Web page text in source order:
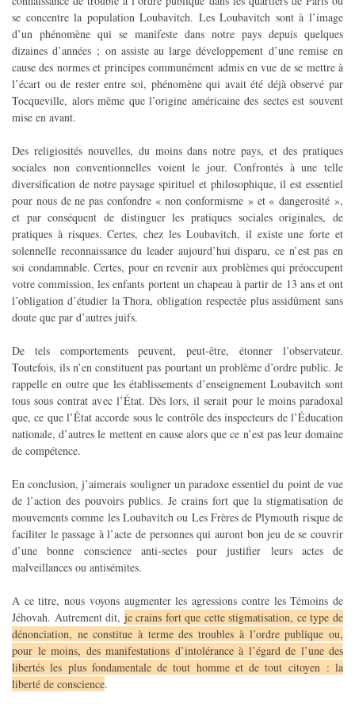
se concentre la population Loubavitch. Les Loubavitch sont à l’image
d’un phénomène qui se manifeste dans notre pays depuis quelques
dizaines d’années ; on assiste au large développement d’une remise en
cause des normes et principes communément admis en vue de se mettre à
l’écart ou de rester entre soi, phénomène qui avait été déjà observé par
Tocqueville, alors même que l’origine américaine des sectes est souvent
mise en avant.
Des religiosités nouvelles, du moins dans notre pays, et des pratiques
sociales non conventionnelles voient le jour. Confrontés à une telle
diversification de notre paysage spirituel et philosophique, il est essentiel
pour nous de ne pas confondre « non conformisme » et « dangerosité »,
et par conséquent de distinguer les pratiques sociales originales, de
pratiques à risques. Certes, chez les Loubavitch, il existe une forte et
solennelle reconnaissance du leader aujourd’hui disparu, ce n’est pas en
soi condamnable. Certes, pour en revenir aux problèmes qui préoccupent
votre commission, les enfants portent un chapeau à partir de 13 ans et ont
l’obligation d’étudier la Thora, obligation respectée plus assidûment sans
doute que par d’autres juifs.
De tels comportements peuvent, peut-être, étonner l’observateur.
Toutefois, ils n’en constituent pas pourtant un problème d’ordre public. Je
rappelle en outre que les établissements d’enseignement Loubavitch sont
tous sous contrat avec l’État. Dès lors, il serait pour le moins paradoxal
que, ce que l’État accorde sous le contrôle des inspecteurs de l’Éducation
nationale, d’autres le mettent en cause alors que ce n’est pas leur domaine
de compétence.
En conclusion, j’aimerais souligner un paradoxe essentiel du point de vue
de l’action des pouvoirs publics. Je crains fort que la stigmatisation de
mouvements comme les Loubavitch ou Les Frères de Plymouth risque de
faciliter le passage à l’acte de personnes qui auront bon jeu de se couvrir
d’une bonne conscience anti-sectes pour justifier leurs actes de
malveillances ou antisémites.
A ce titre, nous voyons augmenter les agressions contre les Témoins de
Jéhovah. Autrement dit, je crains fort que cette stigmatisation, ce type de
dénonciation, ne constitue à terme des troubles à l’ordre publique ou,
pour le moins, des manifestations d’intolérance à l’égard de l’une des
libertés les plus fondamentale de tout homme et de tout citoyen : la
liberté de conscience.